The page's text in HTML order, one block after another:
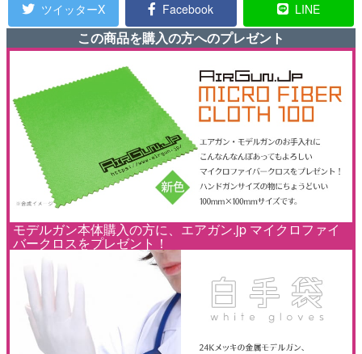
ツイッターX
Facebook LINE
この商品を購入の方へのプレゼント
モデルガン本体購入の方に、エアガン.jp マイクロファイ
バークロスをプレゼント！